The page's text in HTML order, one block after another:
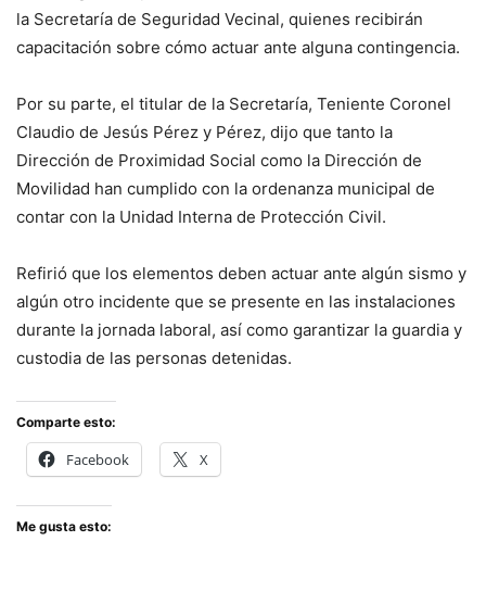
la Secretaría de Seguridad Vecinal, quienes recibirán
capacitación sobre cómo actuar ante alguna contingencia.
Por su parte, el titular de la Secretaría, Teniente Coronel
Claudio de Jesús Pérez y Pérez, dijo que tanto la
Dirección de Proximidad Social como la Dirección de
Movilidad han cumplido con la ordenanza municipal de
contar con la Unidad Interna de Protección Civil.
Refirió que los elementos deben actuar ante algún sismo y
algún otro incidente que se presente en las instalaciones
durante la jornada laboral, así como garantizar la guardia y
custodia de las personas detenidas.
Comparte esto:
Facebook X
Me gusta esto: